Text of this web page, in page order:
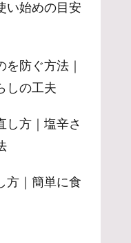
い始めの目安
防ぐ方法｜
しの工夫
し方｜塩辛さ
方｜簡単に食